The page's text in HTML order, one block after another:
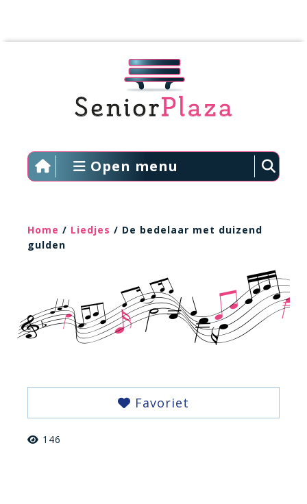
Open menu
Home / Liedjes / De bedelaar met duizend
gulden
Favoriet
146